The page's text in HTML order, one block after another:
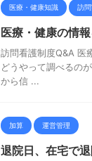
医療・健康知識 訪
医療・健康の情
訪問看護制度Q&A 医
どうやって調べるの
から信 ...
加算 運営管理
退院日、在宅で